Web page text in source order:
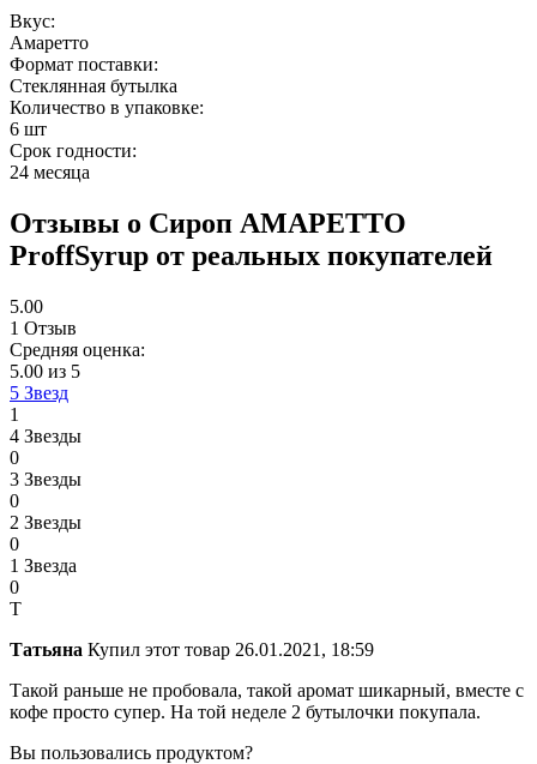
Вкус:
Амаретто
Формат поставки:
Стеклянная бутылка
Количество в упаковке:
6 шт
Срок годности:
24 месяца
Отзывы о Сироп АМАРЕТТО
ProffSyrup от реальных покупателей
5.00
1 Отзыв
Средняя оценка:
5.00 из 5
5 Звезд
1
4 Звезды
0
3 Звезды
0
2 Звезды
0
1 Звезда
0
Т
Татьяна Купил этот товар 26.01.2021, 18:59
Такой раньше не пробовала, такой аромат шикарный, вместе с
кофе просто супер. На той неделе 2 бутылочки покупала.
Вы пользовались продуктом?